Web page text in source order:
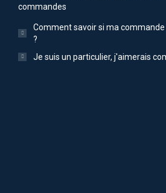
commandes
Comment savoir si ma
?
Je suis un particulier, j'aimerais